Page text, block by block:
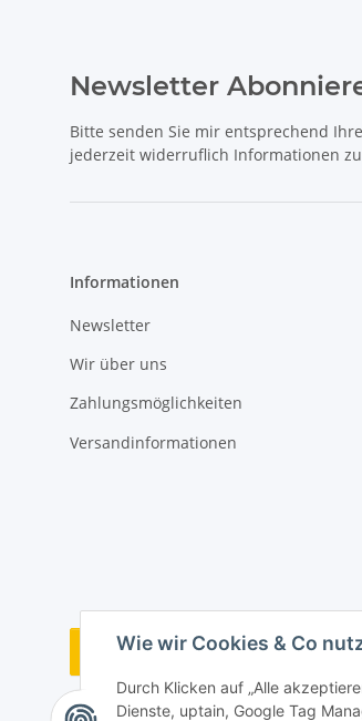
Wie wir Cookies & Co
Durch Klicken auf „Alle
Dienste, uptain, Google Tag
Newsletter
Bitte senden Sie mir entsprechend
jederzeit widerruflich Informationen
Informationen
Newsletter
Wir über uns
Zahlungsmöglichkeiten
Versandinformationen
Bestellung widerrufen